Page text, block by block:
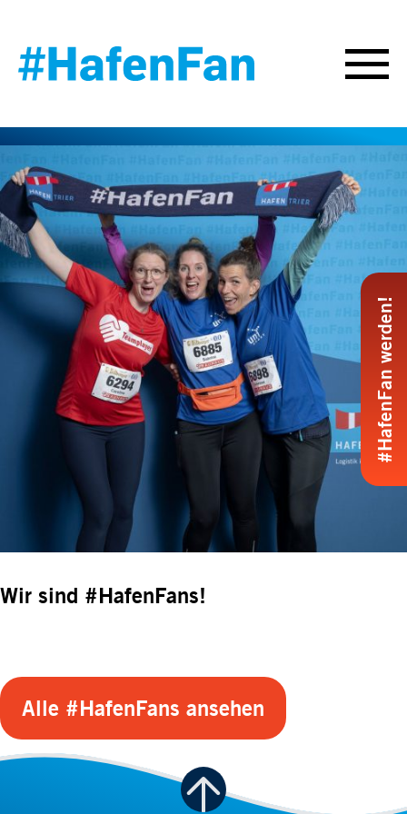
#HafenFan werden!
Wir sind #HafenFans!
Alle #HafenFans ansehen